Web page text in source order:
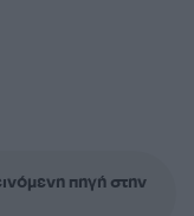
πηγή στην